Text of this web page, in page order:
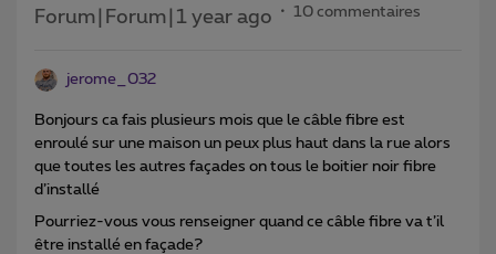
Forum|Forum|1 year ago 10 commentaires
jerome_032
Bonjours ca fais plusieurs mois que le câble fibre est
enroulé sur une maison un peux plus haut dans la rue alors
que toutes les autres façades on tous le boitier noir fibre
d’installé
Pourriez-vous vous renseigner quand ce câble fibre va t’il
être installé en façade?